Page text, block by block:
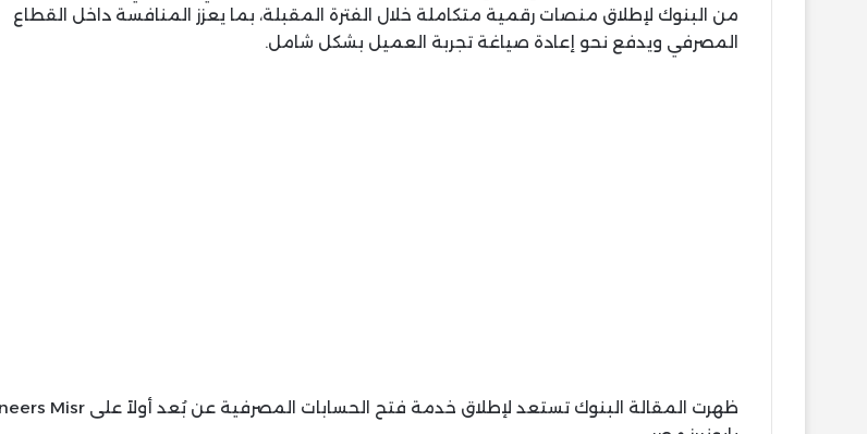
من البنوك لإطلاق منصات رقمية متكاملة خلال الفترة المقبلة، بما يعزز المنافسة داخل القطاع
المصرفي ويدفع نحو إعادة صياغة تجربة العميل بشكل شامل.